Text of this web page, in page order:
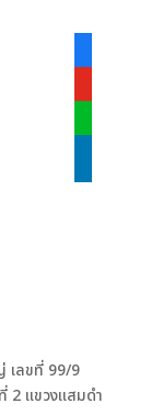
เลขที่ 99/9
2 แขวงแสมดำ